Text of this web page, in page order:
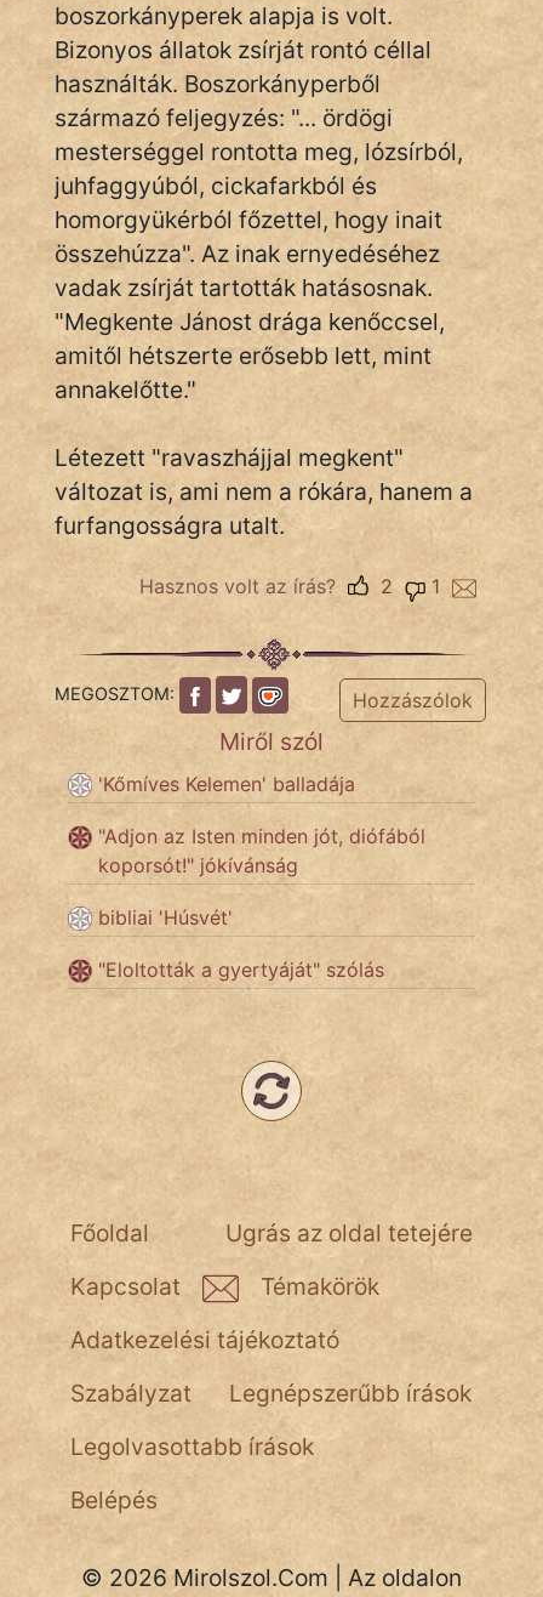
Népszerű szerzőink:
cinege
fantom
Hunor
Jób Gedeon
Láron Ádám
vörös ördög
nagyöreg
NapHold
pszichopati
szegény legény
Hoffer Botond
szemfüles
boszorkányperek alapja is volt.
Bizonyos állatok zsírját rontó céllal
használták. Boszorkányperből
származó feljegyzés: "... ördögi
mesterséggel rontotta meg, lózsírból,
juhfaggyúból, cickafarkból és
homorgyükérból főzettel, hogy inait
összehúzza". Az inak ernyedéséhez
vadak zsírját tartották hatásosnak.
"Megkente Jánost drága kenőccsel,
amitől hétszerte erősebb lett, mint
annakelőtte."
Létezett "ravaszhájjal megkent"
változat is, ami nem a rókára, hanem a
furfangosságra utalt.
Hasznos volt az írás? 1
2
MEGOSZTOM: Hozzászólok
Miről szól
'Kőmíves Kelemen' balladája
"Adjon az Isten minden jót, diófából
koporsót!" jókívánság
bibliai 'Húsvét'
"Eloltották a gyertyáját" szólás
Ugrás az oldal tetejére
Főoldal
Kapcsolat
Témakörök
Adatkezelési tájékoztató
Szabályzat
Legnépszerűbb írások
Legolvasottabb írások
Belépés
© 2026 Mirolszol.Com | Az oldalon